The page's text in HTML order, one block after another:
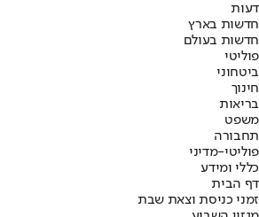
דעות
חדשות בארץ
חדשות בעולם
פוליטי
ביטחוני
חינוך
בריאות
משפט
תחבורה
פוליטי-מדיני
כללי ומידע
דף הבית
זמני כניסת וצאת שבת